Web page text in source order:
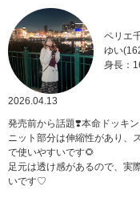
ペリエ
ゆい
身長：
2026.04.13
発売前から話題❣️本命ドッキ
ニット部分は伸縮性があり、
で使いやすいです🌻
足元は透け感があるので、実
いです♡